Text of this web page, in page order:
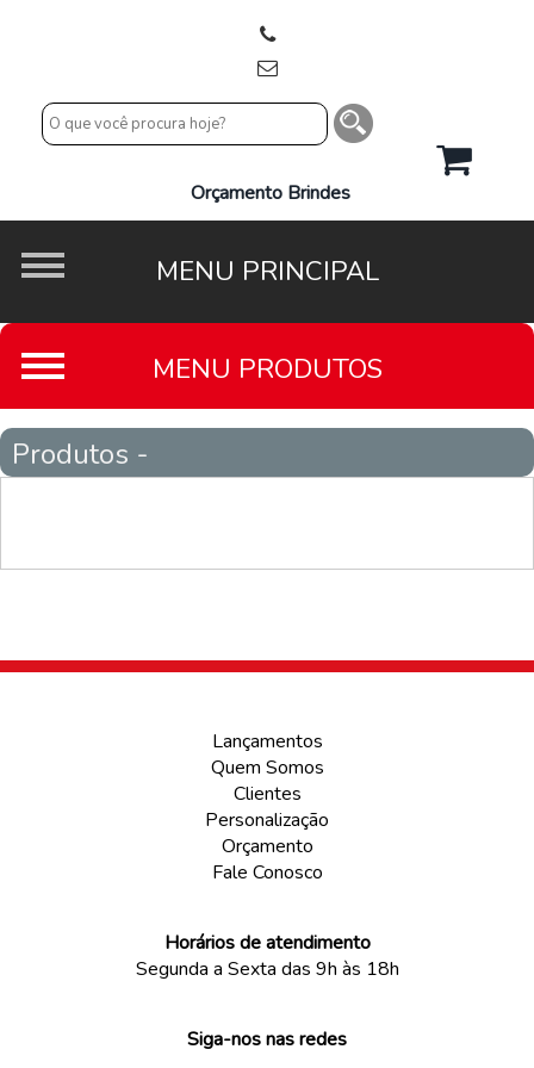
Orçamento Brindes
Produtos -
Lançamentos
Quem Somos
Clientes
Personalização
Orçamento
Fale Conosco
Horários de atendimento
Segunda a Sexta das 9h às 18h
Siga-nos nas redes